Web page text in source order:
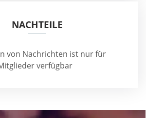
NACHTEILE
von Nachrichten ist nur für
verfügbar